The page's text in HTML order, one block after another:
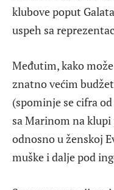
klubove poput
uspeh sa
Međutim, kako može
znatno većim
(spominje se cifra
sa Marinom na klupi
odnosno u ženskoj
muške i dalje pod